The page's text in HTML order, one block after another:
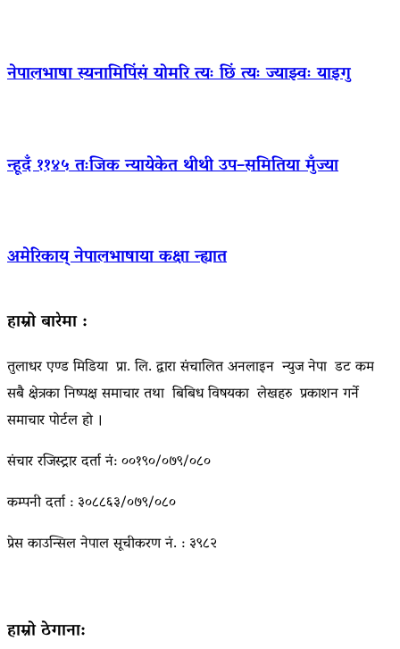
नेपालभाषा स्यनामिपिंसं योमरि त्यः छिं त्यः ज्याझ्वः याइगु
न्हूदँ ११४५ तःजिक न्यायेकेत थीथी उप–समितिया मुँज्या
अमेरिकाय् नेपालभाषाया कक्षा न्ह्यात
हाम्रो बारेमा :
तुलाधर एण्ड मिडिया प्रा. लि. द्वारा संचालित अनलाइन न्युज नेपा डट कम
सबै क्षेत्रका निष्पक्ष समाचार तथा बिबिध विषयका लेखहरु प्रकाशन गर्ने
समाचार पोर्टल हो ।
संचार रजिस्ट्रार दर्ता नं: ००१९०/०७९/०८०
कम्पनी दर्ता : ३०८८६३/०७९/०८०
प्रेस काउन्सिल नेपाल सूचीकरण नं. : ३९८२
हाम्रो ठेगाना: